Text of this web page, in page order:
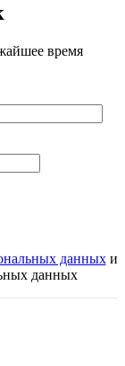
время
данныхи
данных